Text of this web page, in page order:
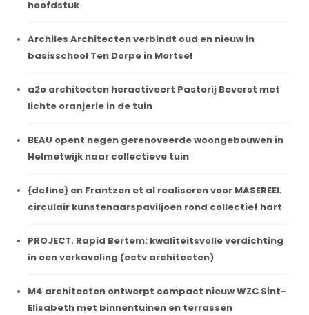
hoofdstuk
Archiles Architecten verbindt oud en nieuw in
basisschool Ten Dorpe in Mortsel
a2o architecten heractiveert Pastorij Beverst met
lichte oranjerie in de tuin
BEAU opent negen gerenoveerde woongebouwen in
Helmetwijk naar collectieve tuin
{define} en Frantzen et al realiseren voor MASEREEL
circulair kunstenaarspaviljoen rond collectief hart
PROJECT. Rapid Bertem: kwaliteitsvolle verdichting
in een verkaveling (ectv architecten)
M4 architecten ontwerpt compact nieuw WZC Sint-
Elisabeth met binnentuinen en terrassen